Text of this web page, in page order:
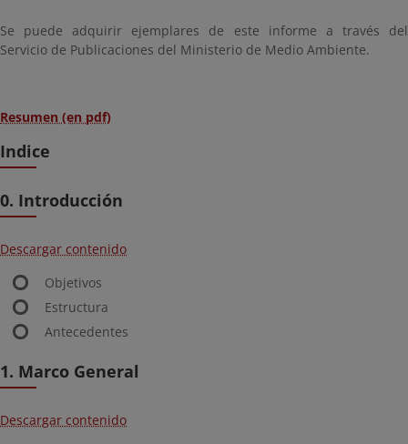
Se puede adquirir ejemplares de este informe a través del
Servicio de Publicaciones del Ministerio de Medio Ambiente.
Resumen (en pdf)
Indice
0. Introducción
Descargar contenido
Objetivos
Estructura
Antecedentes
1. Marco General
Descargar contenido